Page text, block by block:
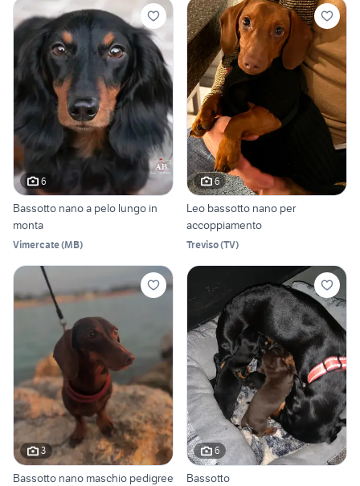
6
Bassotto nano a pelo lungo in
monta
Vimercate(MB)
6
Leo bassotto nano per
accoppiamento
Treviso(TV)
3
Bassotto nano maschio pedigree
6
Bassotto